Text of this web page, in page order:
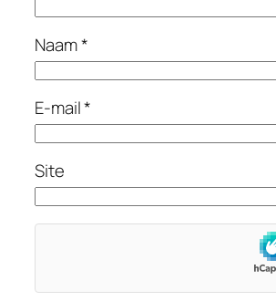
Naam*
E-mail*
Site